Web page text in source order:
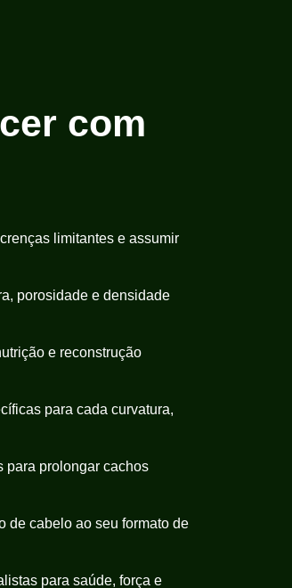
com
limitantes e assumir
porosidade e densidade
e reconstrução
para cada curvatura,
para prolongar cachos
de cabelo ao seu formato de
para saúde, força e